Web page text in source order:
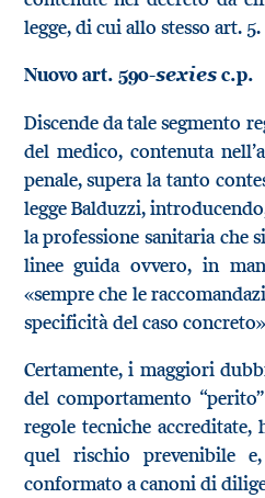
legge, di cui allo stesso art. 5.
Nuovo art. 590-sexiesc.p.
Discende da tale segmento
del medico, contenuta
penale, supera la tanto
legge Balduzzi,
la professione sanitaria che
linee guida ovvero, in
«sempre che le
specificità del caso concreto»
Certamente, i maggiori
del comportamento
regole tecniche
quel rischio prevenibile
conformato a canoni di